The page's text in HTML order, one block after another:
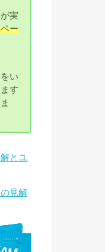
実
ー
い
す
とユ
見解